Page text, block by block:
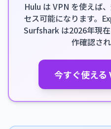
Hulu は VPN を使えば
セス可能になります。
Surfshark は2026年現
作確認され
今すぐ使え